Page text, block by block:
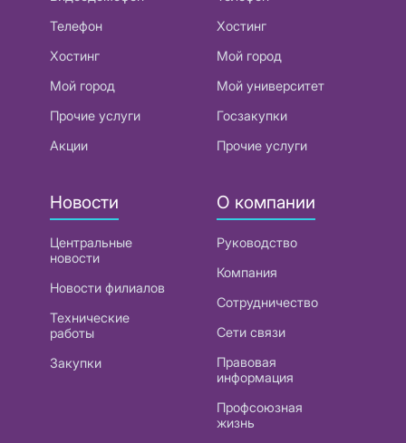
Телефон
Хостинг
Мой город
Прочие услуги
Акции
Хостинг
Мой город
Мой университет
Госзакупки
Прочие услуги
Новости
Центральные
новости
Новости филиалов
Технические
работы
Закупки
О компании
Руководство
Компания
Сотрудничество
Сети связи
Правовая
информация
Профсоюзная
жизнь